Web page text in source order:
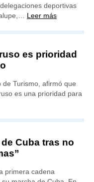
deportivas
Leer más
es prioridad
de Turismo, afirmó que
es una prioridad para
Cuba tras no
primera cadena